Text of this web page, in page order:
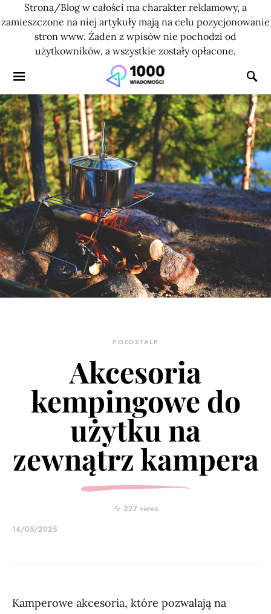
Strona/Blog w całości ma charakter reklamowy, a
zamieszczone na niej artykuły mają na celu pozycjonowanie
stron www. Żaden z wpisów nie pochodzi od
użytkowników, a wszystkie zostały opłacone.
POZOSTAŁE
Akcesoria
kempingowe do
użytku na
zewnątrz kampera
227 views
14/05/2025
Kamperowe akcesoria, które pozwalają na